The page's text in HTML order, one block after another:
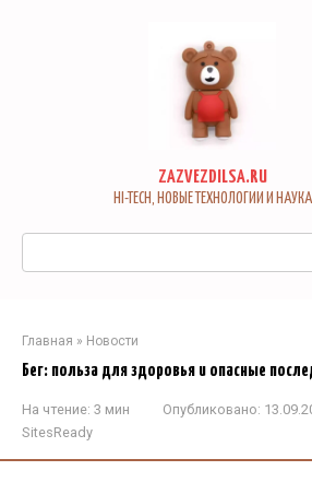
ZAZVEZDILSA.RU
HI-TECH, НОВЫЕ ТЕХНОЛОГИИ И НАУКА
Главная » Новости
Бег: польза для здоровья и опасные
На чтение: 3 мин Опубликовано:
SitesReady